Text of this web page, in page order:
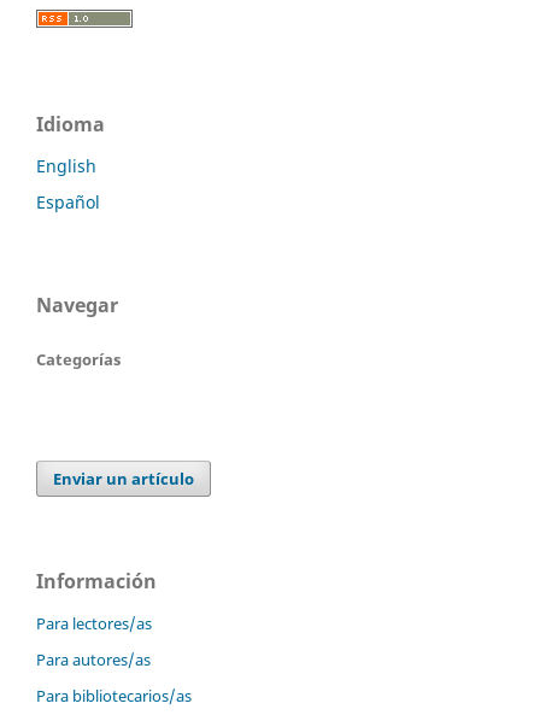
Idioma
English
Español
Navegar
Categorías
Enviar un artículo
Información
Para lectores/as
Para autores/as
Para bibliotecarios/as